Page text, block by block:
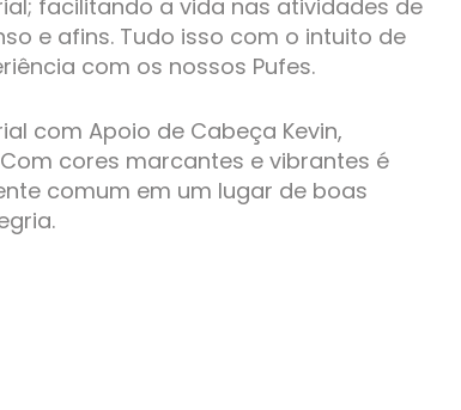
facilitando a vida nas atividades de
e afins. Tudo isso com o intuito de
com os nossos Pufes.
com Apoio de Cabeça Kevin,
cores marcantes e vibrantes é
comum em um lugar de boas